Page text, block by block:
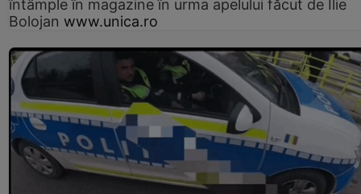
întâmple în magazine în urma apelului făcut de Ilie
Bolojan www.unica.ro